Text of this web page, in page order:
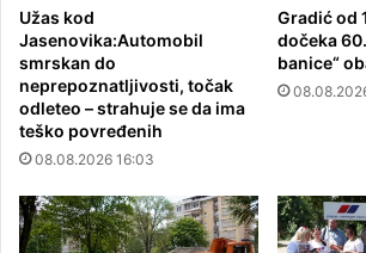
Užas kod
Jasenovika:Automobil
smrskan do
neprepoznatljivosti, točak
odleteo – strahuje se da ima
teško povređenih
08.08.2026 16:03
Gradić od
dočeka
banice“